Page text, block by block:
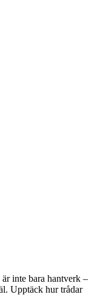
inte bara hantverk –
Upptäck hur trådar